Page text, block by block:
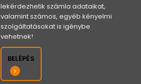
lekérdezhetik számla adataikat,
valamint számos, egyéb kényelmi
szolgáltatásokat is igénybe
vehetnek!
BELÉPÉS